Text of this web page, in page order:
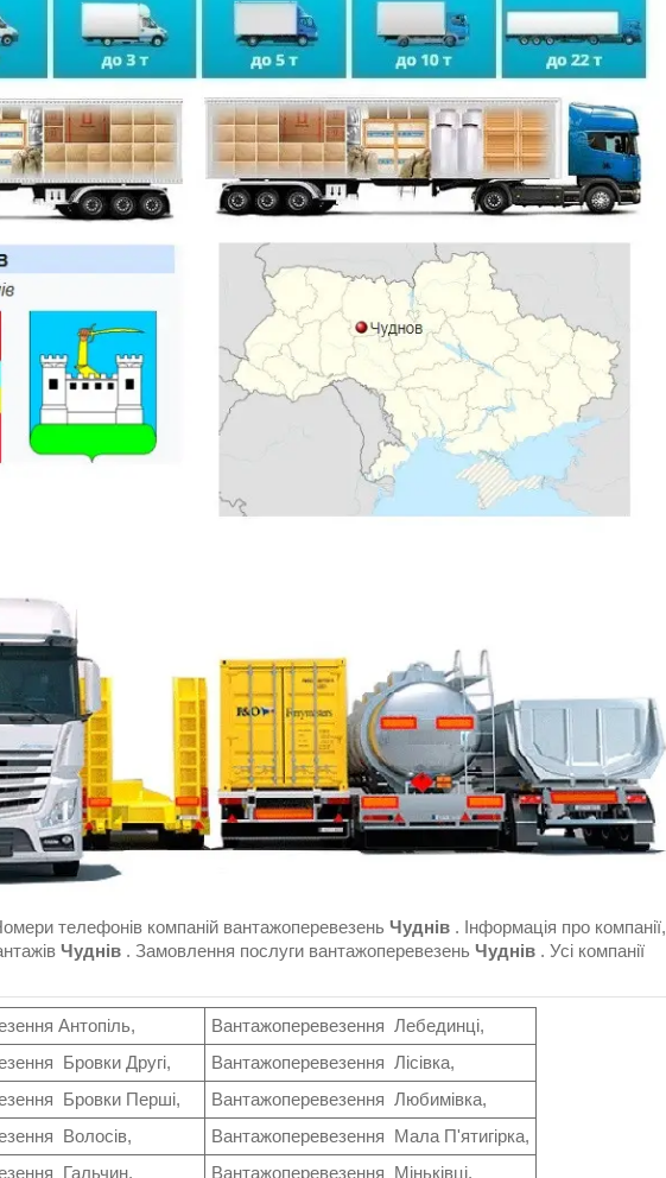
телефонів компаній вантажоперевезень Чуднів . Інформація про компанії,
Чуднів . Замовлення послуги вантажоперевезень Чуднів . Усі компанії
Антопіль,
Вантажоперевезення Лебединці,
Бровки Другі,
Вантажоперевезення Лісівка,
Бровки Перші,
Вантажоперевезення Любимівка,
Волосів,
Вантажоперевезення Мала П'ятигірка,
Гальчин,
Вантажоперевезення Міньківці,